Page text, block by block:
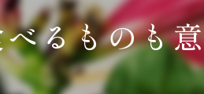
腰痛
肩こり
首
るものも